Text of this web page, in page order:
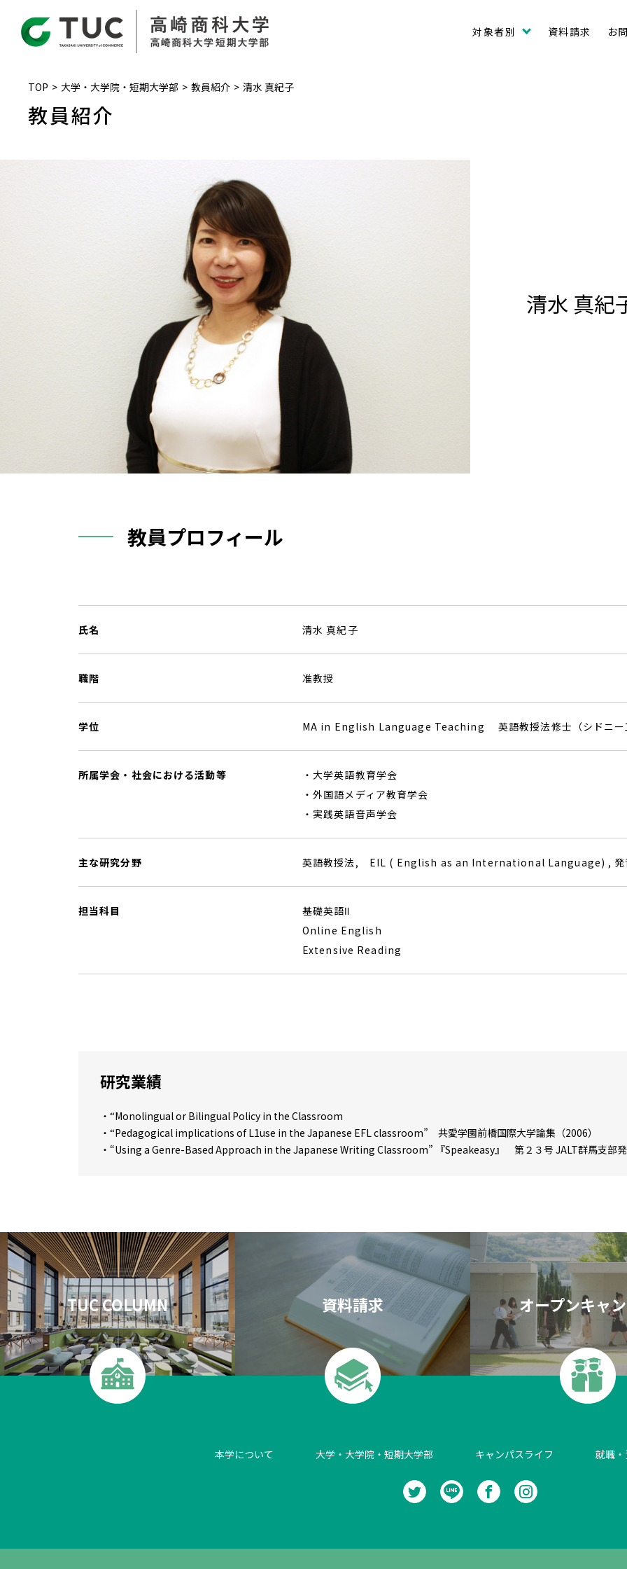
対象者別 資料請求 お
TOP 大学・大学院・短期大学部 教員紹介 清水 真紀子
教員紹介
清水 真紀
教員プロフィール
氏名 清水 真紀子
職階 准教授
学位 MA in English Language Teaching 英語教授法修士（シドニー
所属学会・社会における活動等
・大学英語教育学会
・外国語メディア教育学会
・実践英語音声学会
主な研究分野 英語教授法, EIL ( English as an International Language) , 発
担当科目
基礎英語Ⅱ
Online English
Extensive Reading
研究業績
・“Monolingual or Bilingual Policy in the Classroom
・“Pedagogical implications of L1use in the Japanese EFL classroom” 共愛学園前橋国際大学論集（2006）
・“Using a Genre-Based Approach in the Japanese Writing Classroom” 『Speakeasy』 第２３号 JALT群馬支部
TUC COLUMN 資料請求 オープンキャ
本学について 大学・大学院・短期大学部 キャンパスライフ 就職